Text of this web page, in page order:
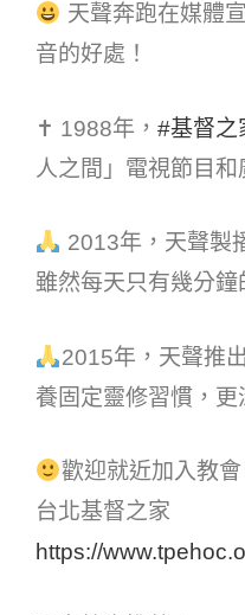
天聲奔跑在媒體
音的好處！
✝ 1988年， #基督之
人之間」電視節目
2013年，天聲製
雖然每天只有幾分
2015年，天聲推
養固定靈修習慣，更
歡迎就近加入教會
台北基督之家
https://